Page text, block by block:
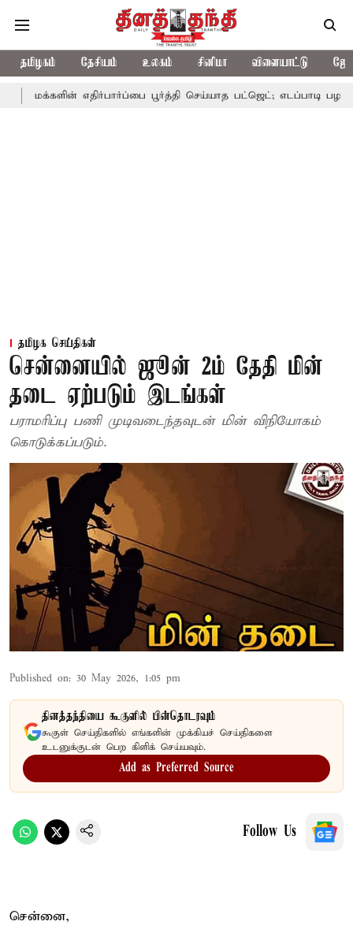
தமிழகம் தேசியம் உலகம் சினிமா விளையாட்டு
எதிர்பார்ப்பை பூர்த்தி செய்யாத பட்ஜெட்; எடப்பாடி பழனிசாமி
தமிழக செய்திகள்
சென்னையில் ஜூன் 2ம் தேதி மின்
தடை ஏற்படும் இடங்கள்
பராமரிப்பு பணி முடிவடைந்தவுடன் மின் விநியோகம்
கொடுக்கப்படும்.
Published on: 30 May 2026, 1:05 pm
தினத்தந்தியை கூகுளில் பின்தொடரவும்
கூகுள் செய்திகளில் எங்களின் முக்கியச் செய்திகளை
உடனுக்குடன் பெற கிளிக் செய்யவும்.
Add as Preferred Source
Follow Us
சென்னை,